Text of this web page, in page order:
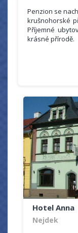
Penzion se
krušnohorské
Příjemné
krásné přírodě.
lůžkách.
zařízením
fi je dostupná
do
Parkování pro
dokoupení
Skvělá domácí
zimní
na Klínovec
z Mariánské na
Hotel Anna
Nejdek